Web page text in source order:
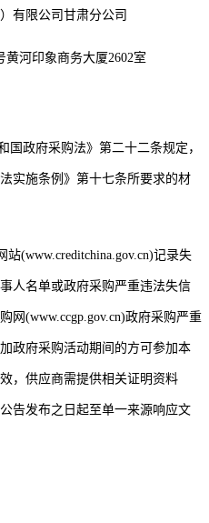
有限公司甘肃分公司
黄河印象商务大厦2602室
国政府采购法》第二十二条规定，
实施条例》第十七条所要求的材
站(www.creditchina.gov.cn)记录失
人名单或政府采购严重违法失信
网(www.ccgp.gov.cn)政府采购严重
政府采购活动期间的方可参加本
，供应商需提供相关证明资料
告发布之日起至单一来源响应文